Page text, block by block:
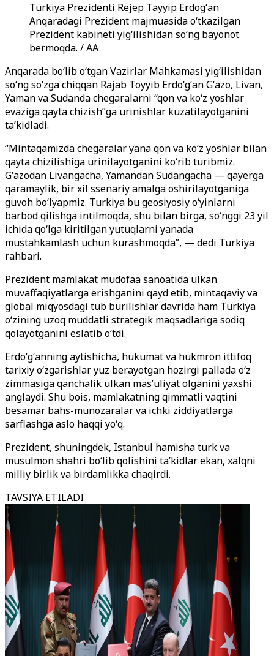
Turkiya Prezidenti Rejep Tayyip Erdogʻan
Anqaradagi Prezident majmuasida oʻtkazilgan
Prezident kabineti yigʻilishidan soʻng bayonot
bermoqda. / AA
Anqarada boʻlib oʻtgan Vazirlar Mahkamasi yigʻilishidan
soʻng soʻzga chiqqan Rajab Toyyib Erdoʻgʻan Gʻazo, Livan,
Yaman va Sudanda chegaralarni “qon va koʻz yoshlar
evaziga qayta chizish”ga urinishlar kuzatilayotganini
taʼkidladi.
“Mintaqamizda chegaralar yana qon va koʻz yoshlar bilan
qayta chizilishiga urinilayotganini koʻrib turibmiz.
Gʻazodan Livangacha, Yamandan Sudangacha — qayerga
qaramaylik, bir xil ssenariy amalga oshirilayotganiga
guvoh boʻlyapmiz. Turkiya bu geosiyosiy oʻyinlarni
barbod qilishga intilmoqda, shu bilan birga, soʻnggi 23 yil
ichida qoʻlga kiritilgan yutuqlarni yanada
mustahkamlash uchun kurashmoqda”, — dedi Turkiya
rahbari.
Prezident mamlakat mudofaa sanoatida ulkan
muvaffaqiyatlarga erishganini qayd etib, mintaqaviy va
global miqyosdagi tub burilishlar davrida ham Turkiya
oʻzining uzoq muddatli strategik maqsadlariga sodiq
qolayotganini eslatib oʻtdi.
Erdoʻgʻanning aytishicha, hukumat va hukmron ittifoq
tarixiy oʻzgarishlar yuz berayotgan hozirgi pallada oʻz
zimmasiga qanchalik ulkan masʼuliyat olganini yaxshi
anglaydi. Shu bois, mamlakatning qimmatli vaqtini
besamar bahs-munozaralar va ichki ziddiyatlarga
sarflashga aslo haqqi yoʻq.
Prezident, shuningdek, Istanbul hamisha turk va
musulmon shahri boʻlib qolishini taʼkidlar ekan, xalqni
milliy birlik va birdamlikka chaqirdi.
TAVSIYA ETILADI